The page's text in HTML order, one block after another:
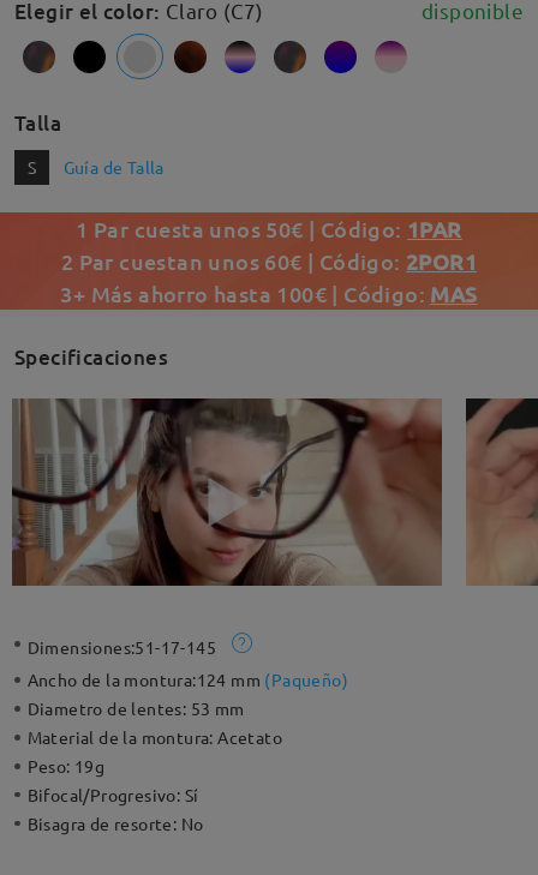
Elegir el color: Claro (C7) disponible
Talla
S Guía de Talla
1 Par cuesta unos 50€ | Código: 1PAR
2 Par cuestan unos 60€ | Código: 2POR1
3+ Más ahorro hasta 100€ | Código: MAS
Specificaciones
Dimensiones:51-17-145
Ancho de la montura:124 mm (Paqueño)
Diametro de lentes: 53 mm
Material de la montura:Acetato
Peso: 19g
Bifocal/Progresivo: Sí
Bisagra de resorte: No